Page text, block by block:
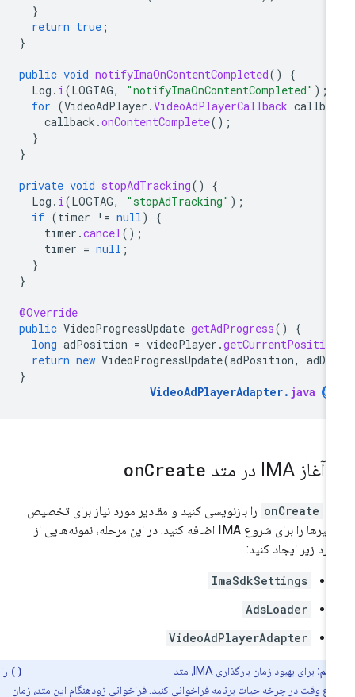
return true
public void notifyImaOnContentCompleted ()
Log.i(LOGTAG, "notifyImaOnContentCompleted"
for (VideoAdPlayer.VideoAdPlayerCallback
callback.onContentComplete
private void stopAdTracking ()
Log.i(LOGTAG, "stopAdTracking"
if (timer != null
timer.cancel
timer
= null
@Override
public VideoProgressUpdate getAdProgress ()
long adPosition = videoPlayer.
return
new VideoProgressUpdate(adPosition,
VideoAdPlayerAdapter.java
آغاز IMA در متد onCreate
onCreate را بازنویسی کنید و مقادیر مورد نیاز برای تخصیص
متغیرها را برای شروع IMA اضافه کنید. در این مرحله، نمونه‌هایی از
زیر ایجاد کنید:
ImaSdkSettings
AdsLoader
VideoAdPlayerAdapter
برای بهبود زمان بارگذاری IMA، متد ImaSdkFactory.initialize()
را
وقت در چرخه حیات برنامه فراخوانی کنید. فراخوانی زودهنگام این متد، زمان